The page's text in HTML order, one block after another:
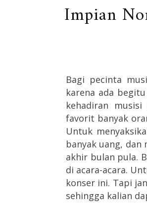
Impian
Bagi pecinta
karena ada
kehadiran
favorit banyak
Untuk
banyak uang,
akhir bulan pula.
di acara-acara.
konser ini. Tapi
sehingga kalian